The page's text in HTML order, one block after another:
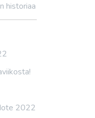
historiaa
2022